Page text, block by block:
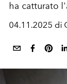
ha catturato
04.11.2025 di